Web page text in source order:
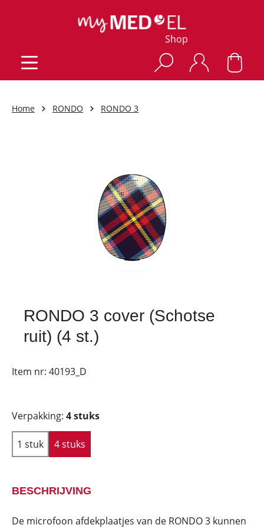
Shop
Home RONDO RONDO 3
RONDO 3 cover (Schotse
ruit) (4 st.)
Item nr: 40193_D
Verpakking: 4 stuks
1 stuk 4 stuks
BESCHRIJVING
De microfoon afdekplaatjes van de RONDO 3 kunnen